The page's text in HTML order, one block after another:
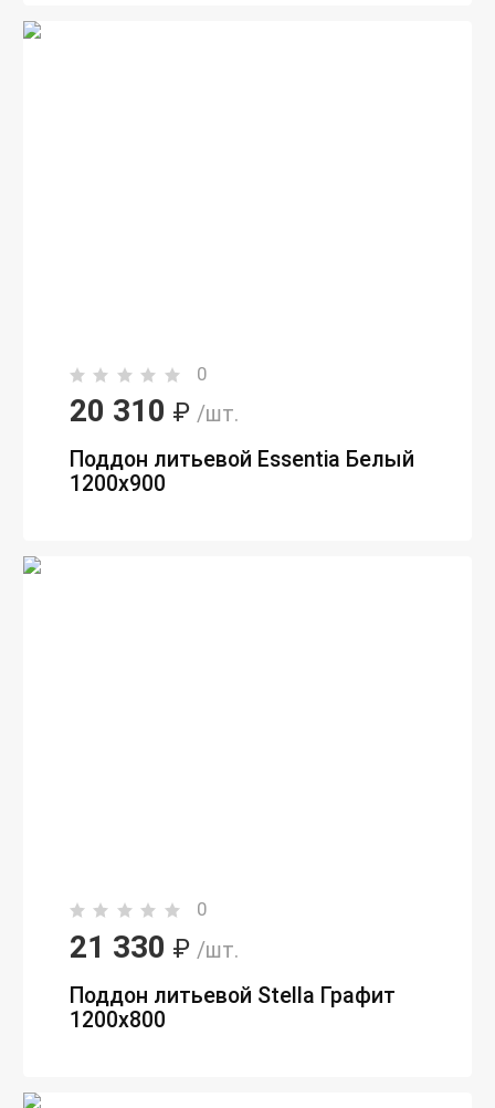
0
20 310 ₽ /шт.
Поддон литьевой Essentia Белый
1200х900
0
21 330 ₽ /шт.
Поддон литьевой Stella Графит
1200x800